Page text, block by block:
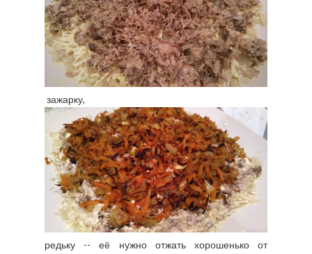
зажарку,
редьку -- её нужно отжать хорошенько от